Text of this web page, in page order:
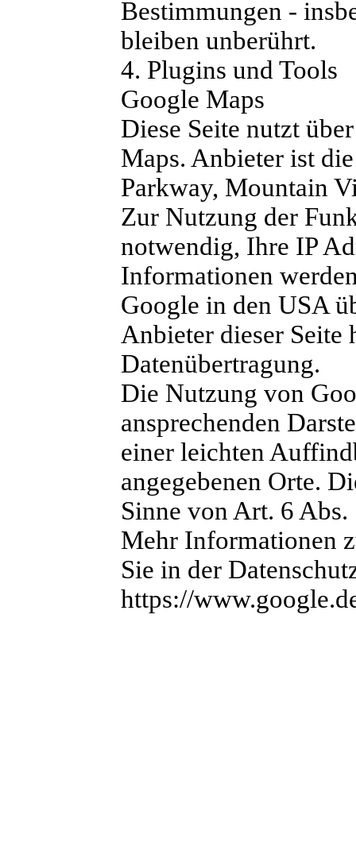
Bestimmungen -
bleiben unberührt.
4. Plugins und Tools
Google Maps
Diese Seite nutzt
Maps. Anbieter ist
Parkway, Mountain
Zur Nutzung der
notwendig, Ihre IP
Informationen
Google in den USA
Anbieter dieser Seite
Datenübertragung.
Die Nutzung von
ansprechenden
einer leichten
angegebenen Orte.
Sinne von Art. 6
Mehr Informationen
Sie in der
https://